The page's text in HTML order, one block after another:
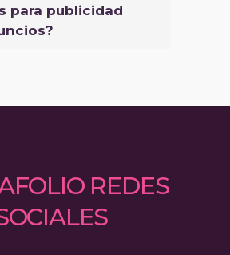
para publicidad
REDES